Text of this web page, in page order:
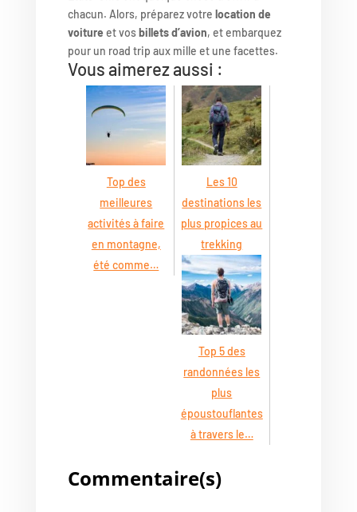
chacun. Alors, préparez votre location de
voiture et vosbillets d’avion, et embarquez
pour un road trip aux mille et une facettes.
Vous aimerez aussi :
Top des
meilleures
activités à faire
en montagne,
été comme…
Les 10
destinations les
plus propices au
trekking
Top 5 des
randonnées les
plus
époustouflantes
à travers le…
Commentaire(s)